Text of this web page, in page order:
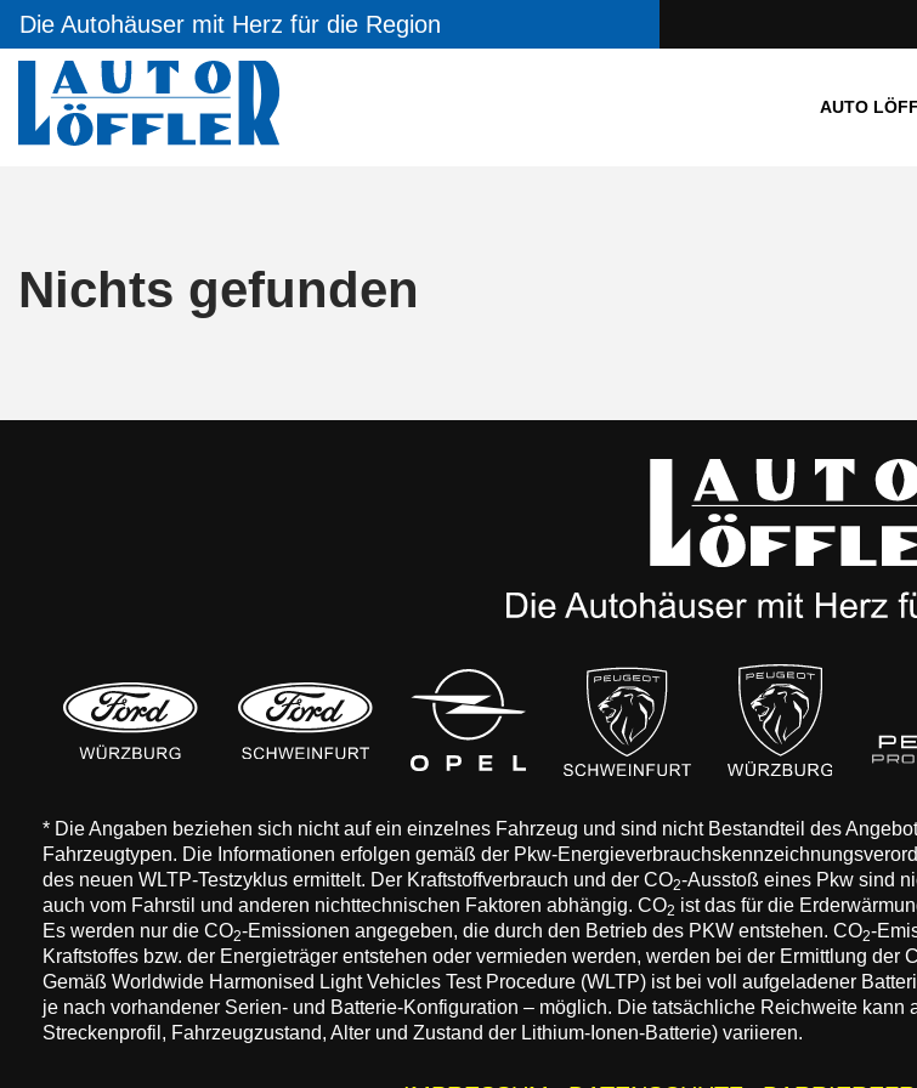
Die Autohäuser mit Herz für die Region
AUTO
Nichts gefunden
* Die Angaben beziehen sich nicht auf ein einzelnes Fahrzeug und sind nicht Bestandteil des
Fahrzeugtypen. Die Informationen erfolgen gemäß der Pkw-
des neuen WLTP-Testzyklus ermittelt. Der Kraftstoffverbrauch und der CO2-Ausstoß eines Pkw sind
auch vom Fahrstil und anderen nichttechnischen Faktoren abhängig. CO2 ist das für die
Es werden nur die CO2-Emissionen angegeben, die durch den Betrieb des PKW entstehen. CO2-
Kraftstoffes bzw. der Energieträger entstehen oder vermieden werden, werden bei der Ermittlung der
Gemäß Worldwide Harmonised Light Vehicles Test Procedure (WLTP) ist bei voll aufgeladener
je nach vorhandener Serien- und Batterie-Konfiguration – möglich. Die tatsächliche Reichweite
Streckenprofil, Fahrzeugzustand, Alter und Zustand der Lithium-Ionen-Batterie) variieren.